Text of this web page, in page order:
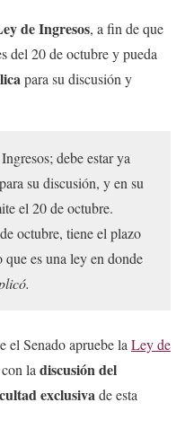
de Ingresos, a fin de que
del 20 de octubre y pueda
para su discusión y
debe estar ya
su discusión, y en su
el 20 de octubre.
octubre, tiene el plazo
es una ley en donde
el Senado apruebe la Ley de
la discusión del
exclusivade esta